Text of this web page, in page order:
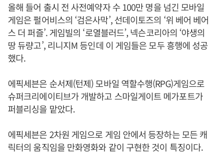
올해 들어 출시 전 사전예약자 수 100만 명을 넘긴 모바일
게임은 펄어비스의 ‘검은사막’, 선데이토즈의 ‘위 베어 베어
스 더 퍼즐’. 게임빌의 ‘로열블러드’, 넥슨코리아의 ‘야생의
땅 듀량고’, 리니지M 등인데 이 게임들은 모두 흥행에 성공
했다.
에픽세븐은 순서제(턴제) 모바일 역할수행(RPG)게임으로
슈퍼크리에이티브가 개발하고 스마일게이트 메가포트가
퍼블리싱을 맡았다.
에픽세븐은 2차원 게임으로 게임 안에서 등장하는 모든 캐
릭터의 움직임을 만화영화와 같이 구현한 것이 특징이다.